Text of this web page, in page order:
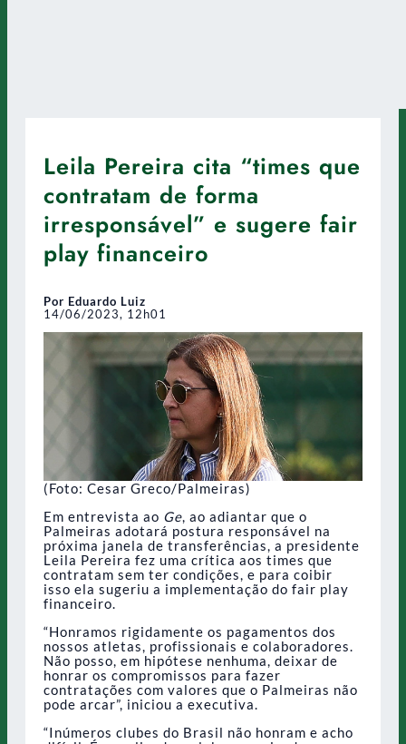
Leila Pereira cita “times que
contratam de forma
irresponsável” e sugere fair
play financeiro
Por Eduardo Luiz
14/06/2023, 12h01
(Foto: Cesar Greco/Palmeiras)
Em entrevista ao Ge, ao adiantar que o
Palmeiras adotará postura responsável na
próxima janela de transferências, a presidente
Leila Pereira fez uma crítica aos times que
contratam sem ter condições, e para coibir
isso ela sugeriu a implementação do fair play
financeiro.
“Honramos rigidamente os pagamentos dos
nossos atletas, profissionais e colaboradores.
Não posso, em hipótese nenhuma, deixar de
honrar os compromissos para fazer
contratações com valores que o Palmeiras não
pode arcar”, iniciou a executiva.
“Inúmeros clubes do Brasil não honram e acho